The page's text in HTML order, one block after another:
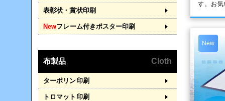
す。お
New
表彰状・賞状印刷
Newフレーム付きポスター印刷
布製品 Cloth
ターポリン印刷
トロマット印刷